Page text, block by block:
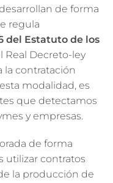
de forma
regula
del Estatuto de los
Real Decreto-ley
la contratación
modalidad, es
que detectamos
y empresas.
de forma
utilizar contratos
la producción de